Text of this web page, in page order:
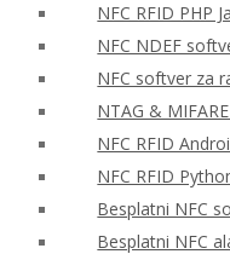
NFC RFID PHP
NFC NDEF
NFC softver za
NTAG &
NFC RFID
NFC RFID
Besplatni NFC
Besplatni NFC